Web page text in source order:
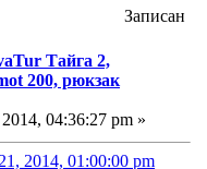
Записан
Тайга 2,
200, рюкзак
04:36:27 pm »
2014, 01:00:00 pm